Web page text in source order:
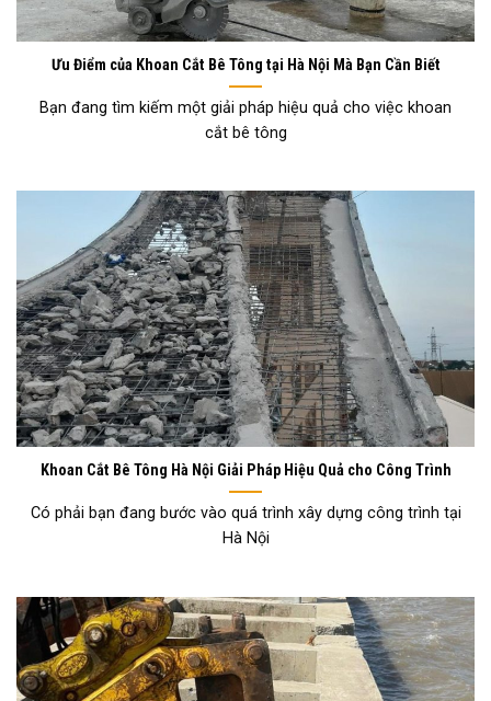
Ưu Điểm của Khoan Cắt Bê Tông tại Hà Nội Mà Bạn Cần Biết
Bạn đang tìm kiếm một giải pháp hiệu quả cho việc khoan
cắt bê tông
Khoan Cắt Bê Tông Hà Nội Giải Pháp Hiệu Quả cho Công Trình
Có phải bạn đang bước vào quá trình xây dựng công trình tại
Hà Nội